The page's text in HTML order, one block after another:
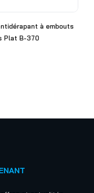
à embouts
Plat B-370